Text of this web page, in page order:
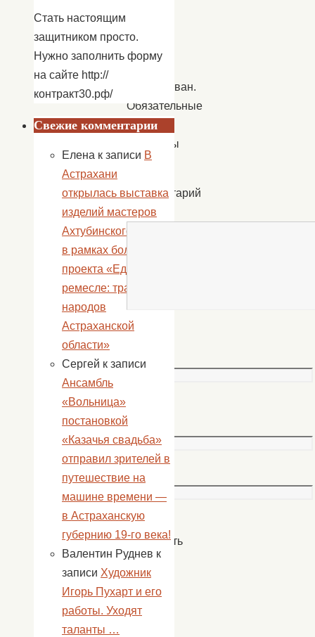
не
опубликован.
Обязательные
поля
помечены
*
Комментарий
*
*
Сайт
Сохранить
моё
имя,
email
и
Стать настоящим
защитником просто.
Нужно заполнить форму
на сайте http://
контракт30.рф/
Свежие комментарии
Елена к записи В
Астрахани
открылась выставка
изделий мастеров
Ахтубинского района
в рамках большого
проекта «Единство в
ремесле: традиции
народов
Астраханской
области»
Сергей к записи
Ансамбль
«Вольница»
постановкой
«Казачья свадьба»
отправил зрителей в
путешествие на
машине времени —
в Астраханскую
губернию 19-го века!
Валентин Руднев к
записи Художник
Игорь Пухарт и его
работы. Уходят
таланты …